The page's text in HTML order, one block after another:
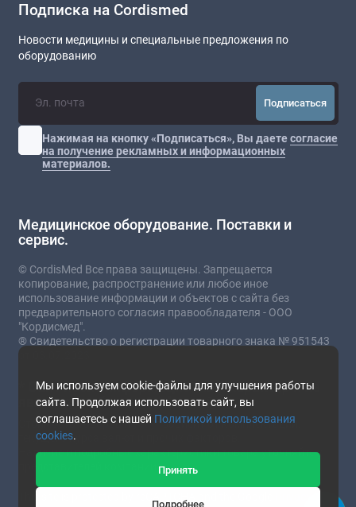
Мы используем cookie-файлы для улучшения работы
сайта. Продолжая использовать сайт, вы
соглашаетесь с нашей Политикой использования
cookies.
Принять
Подробнее
Подписка на Cordismed
Новости медицины и специальные предложения по
оборудованию
Подписаться
Нажимая на кнопку «Подписаться», Вы даетесогласие
на получение рекламных и информационных
материалов.
Медицинское оборудование. Поставки и
сервис.
© CordisMed Все права защищены. Запрещается
копирование, распространение или любое иное
использование информации и объектов с сайта без
предварительного согласия правообладателя - ООО
"Кордисмед".
® Свидетельство о регистрации товарного знака № 951543
от 03.07.2023
* Сайт носит информационный характер и не
является публичной офертой.
Стоимость товаров и услуг зависит от комплектации,
текущего курса валют и прочих факторов.
Наличие и подробные характеристики товара уточняйте у
представителей компании.
This site is protected by reCAPTCHA and the Google